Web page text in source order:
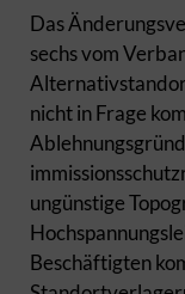
Das
sechs vom
nicht in Frage
ungünstige
Beschäftigten